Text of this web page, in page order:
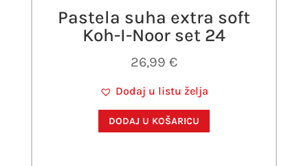
Pastela suha extra soft
Koh-I-Noor set 24
26,99 €
Dodaj u listu želja
DODAJ U KOŠARICU